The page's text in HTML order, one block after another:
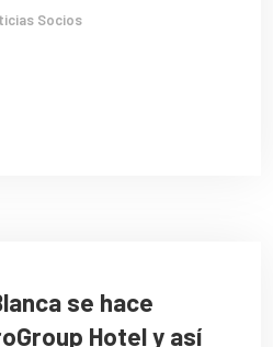
Socios
se hace
Hotel y así